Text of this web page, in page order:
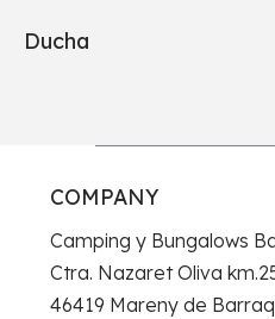
Ducha
COMPANY
Camping y Bungalows
Ctra. Nazaret Oliva
46419 Mareny de